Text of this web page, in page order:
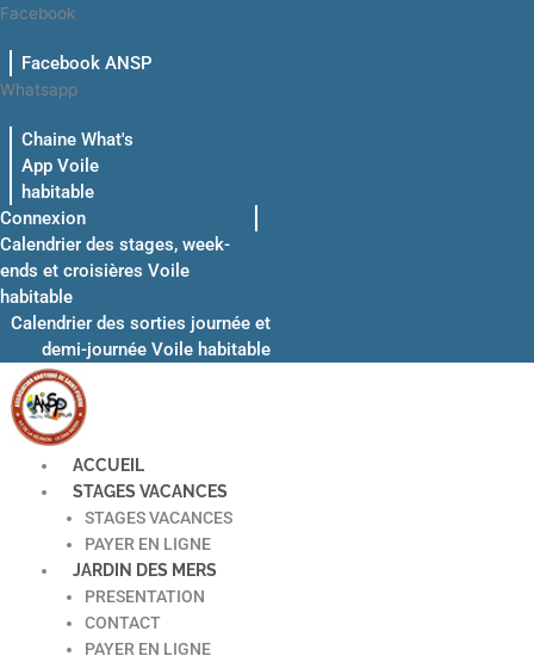
Aller
contenu
Facebook
Facebook ANSP
Whatsapp
Chaine What's
App Voile
habitable
Connexion
Calendrier des stages, week-
ends et croisières Voile
habitable
Calendrier des sorties journée et
demi-journée Voile habitable
ACCUEIL
STAGES VACANCES
STAGES VACANCES
PAYER EN LIGNE
JARDIN DES MERS
PRESENTATION
CONTACT
PAYER EN LIGNE